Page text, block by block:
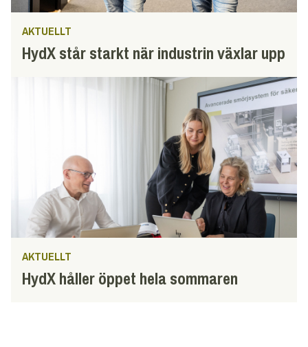
AKTUELLT
HydX står starkt när industrin växlar upp
AKTUELLT
HydX håller öppet hela sommaren